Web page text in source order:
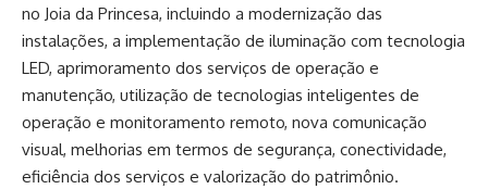
no Joia da Princesa, incluindo a modernização das
instalações, a implementação de iluminação com tecnologia
LED, aprimoramento dos serviços de operação e
manutenção, utilização de tecnologias inteligentes de
operação e monitoramento remoto, nova comunicação
visual, melhorias em termos de segurança, conectividade,
eficiência dos serviços e valorização do patrimônio.